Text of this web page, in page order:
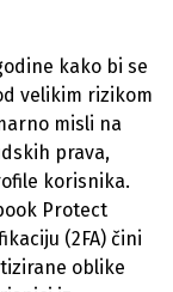
kako bi se
velikim rizikom
misli na
prava,
korisnika.
Protect
(2FA) čini
oblike